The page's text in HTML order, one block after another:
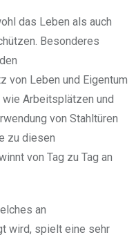
das Leben als auch
Besonderes
von Leben und Eigentum
Arbeitsplätzen und
von Stahltüren
zu diesen
von Tag zu Tag an
an
wird, spielt eine sehr